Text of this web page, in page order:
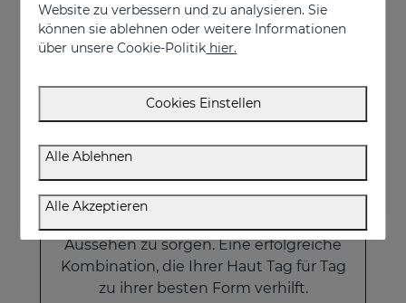
Zeitverschiebungs-Pack
Die ultimative Anti-Aging-Pflege, die
entwickelt wurde, um die Hautstruktur
zu verbessern und für ein
Aussehen zu sorgen. Eine erfolgreiche
Kombination, die Ihrer Haut Tag für Tag
zu ihrer besten Form verhilft.
Website zu verbessern und zu analysieren. Sie
können sie ablehnen oder weitere Informationen
über unsere Cookie-Politik hier.
Cookies Einstellen
Alle Ablehnen
Alle Akzeptieren